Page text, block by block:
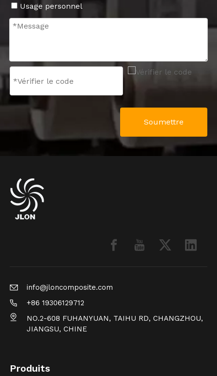
Usage personnel
Soumettre
info@jloncomposite.com
+86 19306129712
NO.2-608 FUHANYUAN, TAIHU RD, CHANGZHOU,
JIANGSU, CHINE
Produits